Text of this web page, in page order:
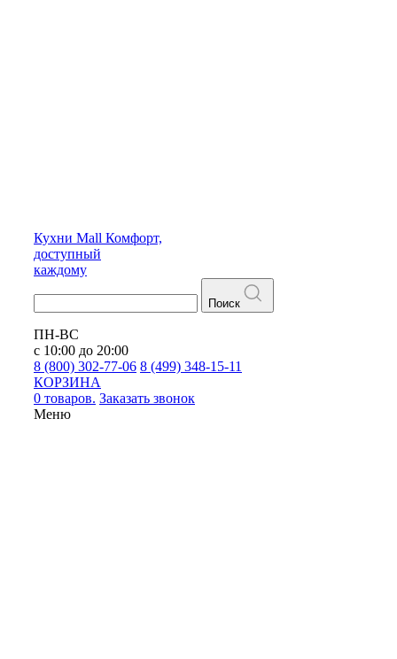
Кухни Mall Комфорт,
доступный
каждому
Поиск
ПН-ВС
с 10:00 до 20:00
8 (800) 302-77-06 8 (499) 348-15-11
КОРЗИНА
0 товаров. Заказать звонок
Меню